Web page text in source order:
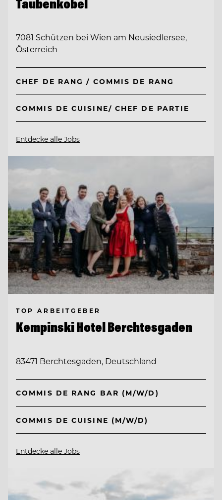
7081 Schützen bei Wien am Neusiedlersee,
Österreich
CHEF DE RANG / COMMIS DE RANG
COMMIS DE CUISINE/ CHEF DE PARTIE
Entdecke alle Jobs
TOP ARBEITGEBER
Kempinski Hotel Berchtesgaden
83471 Berchtesgaden, Deutschland
COMMIS DE RANG BAR (M/W/D)
COMMIS DE CUISINE (M/W/D)
Entdecke alle Jobs